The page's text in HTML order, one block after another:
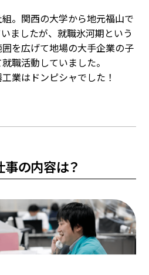
。関西の大学から地元福山で
ましたが、就職氷河期という
を広げて地場の大手企業の子
職活動していました。
業はドンピシャでした！
の内容は？